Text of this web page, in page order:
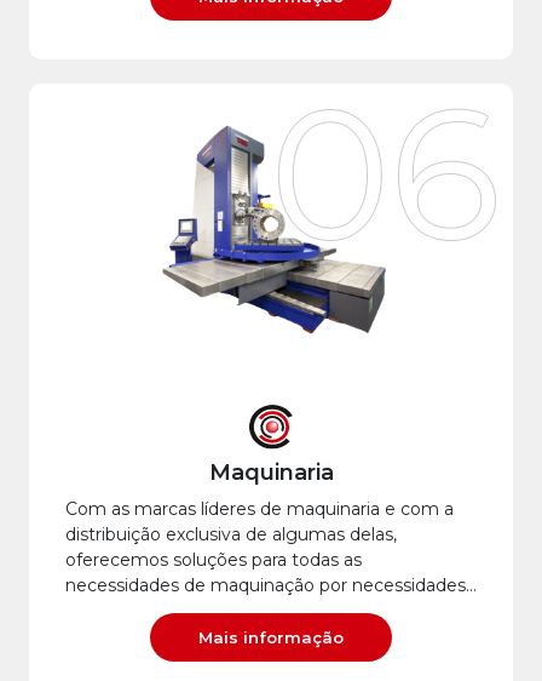
06
Maquinaria
Com as marcas líderes de maquinaria e com a
distribuição exclusiva de algumas delas,
oferecemos soluções para todas as
necessidades de maquinação por necessidades…
Mais informação